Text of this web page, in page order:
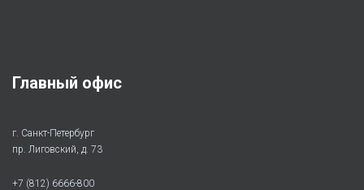
Главный офис
г. Санкт-Петербург
пр. Лиговский, д. 73
+7 (812) 6666-800